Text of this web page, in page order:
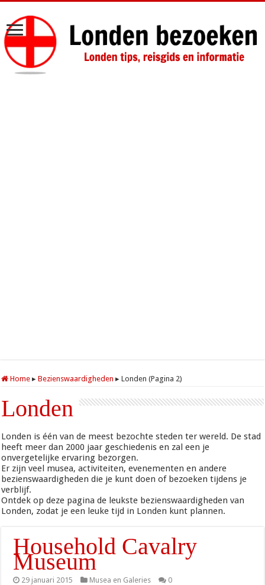
Home ▸ Bezienswaardigheden ▸ Londen (Pagina 2)
Londen
Londen is één van de meest bezochte steden ter wereld. De stad
heeft meer dan 2000 jaar geschiedenis en zal een je
onvergetelijke ervaring bezorgen.
Er zijn veel musea, activiteiten, evenementen en andere
bezienswaardigheden die je kunt doen of bezoeken tijdens je
verblijf.
Ontdek op deze pagina de leukste bezienswaardigheden van
Londen, zodat je een leuke tijd in Londen kunt plannen.
Household Cavalry
Museum
29 januari 2015 Musea en Galeries 0